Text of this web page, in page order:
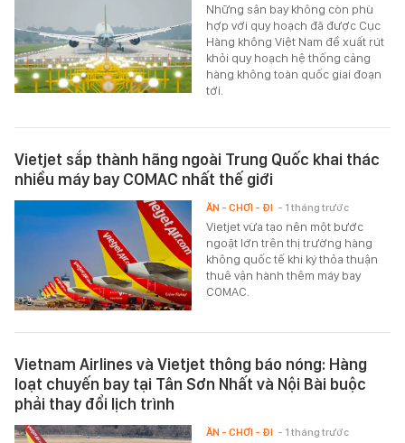
Những sân bay không còn phù
hợp với quy hoạch đã được Cục
Hàng không Việt Nam đề xuất rút
khỏi quy hoạch hệ thống cảng
hàng không toàn quốc giai đoạn
tới.
Vietjet sắp thành hãng ngoài Trung Quốc khai thác
nhiều máy bay COMAC nhất thế giới
Vietjet vừa tạo nên một bước
ngoặt lớn trên thị trường hàng
không quốc tế khi ký thỏa thuận
thuê vận hành thêm máy bay
COMAC.
ĂN - CHƠI - ĐI - 1 tháng trước
Vietnam Airlines và Vietjet thông báo nóng: Hàng
loạt chuyến bay tại Tân Sơn Nhất và Nội Bài buộc
phải thay đổi lịch trình
ĂN - CHƠI - ĐI - 1 tháng trước